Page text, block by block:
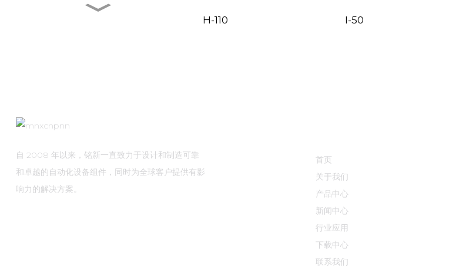
MXR-1 D22□D
H-110 I-50
自 2008 年以来，铭新一直致力于设计和制造可靠
和卓越的自动化设备组件，同时为全球客户提供有影
响力的解决方案。
首页
关于我们
产品中心
新闻中心
行业应用
下载中心
联系我们